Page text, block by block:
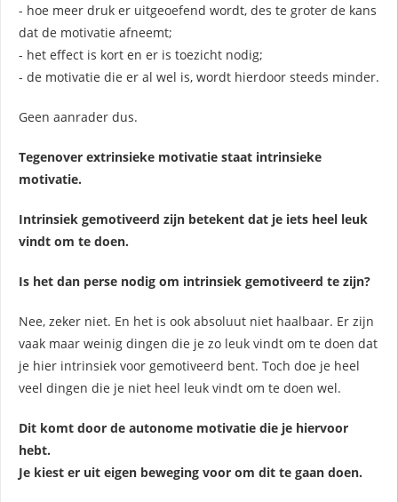
- hoe meer druk er uitgeoefend wordt, des te groter de kans
dat de motivatie afneemt;
- het effect is kort en er is toezicht nodig;
- de motivatie die er al wel is, wordt hierdoor steeds minder.
Geen aanrader dus.
Tegenover extrinsieke motivatie staat intrinsieke
motivatie.
Intrinsiek gemotiveerd zijn betekent dat je iets heel leuk
vindt om te doen.
Is het dan perse nodig om intrinsiek gemotiveerd te zijn?
Nee, zeker niet. En het is ook absoluut niet haalbaar. Er zijn
vaak maar weinig dingen die je zo leuk vindt om te doen dat
je hier intrinsiek voor gemotiveerd bent. Toch doe je heel
veel dingen die je niet heel leuk vindt om te doen wel.
Dit komt door de autonome motivatie die je hiervoor
hebt.
Je kiest er uit eigen beweging voor om dit te gaan doen.